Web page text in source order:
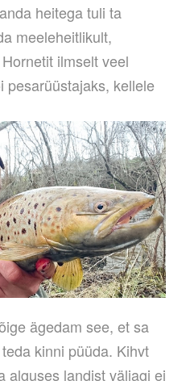
heitega tuli ta
meeleheitlikult,
ilmselt veel
pesarüüstajaks, kellele
ägedam see, et sa
kinni püüda. Kihvt
alguses landist väljagi ei